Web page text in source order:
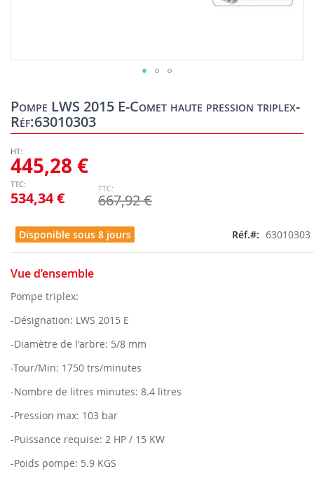
Pompe LWS 2015 E-Comet haute pression triplex-
Réf:63010303
534,34 €
445,28 €
667,92 €
Disponible sous 8 jours Réf. 63010303
Vue d’ensemble
Pompe triplex:
-Désignation: LWS 2015 E
-Diamètre de l'arbre: 5/8 mm
-Tour/Min: 1750 trs/minutes
-Nombre de litres minutes: 8.4 litres
-Pression max: 103 bar
-Puissance requise: 2 HP / 15 KW
-Poids pompe: 5.9 KGS
to
the
beginning
the
images
gallery